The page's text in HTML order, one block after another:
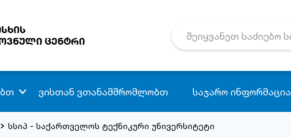
ცენტრი
ვისთან ვთანამშრომლობთ საჯარო ინფორმაცია
სსიპ - საქართველოს ტექნიკური უნივერსიტეტი